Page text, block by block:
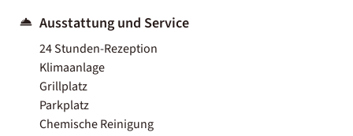
Ausstattung und Service
24 Stunden-Rezeption
Klimaanlage
Grillplatz
Parkplatz
Chemische Reinigung